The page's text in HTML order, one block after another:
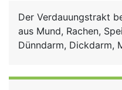
Ratgeber
Der Verdauungstrakt
aus Mund, Rachen,
Dünndarm, Dickdarm,